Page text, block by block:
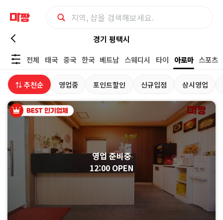
경
기
평
택
시
아
마
경기 평택시
전체
태국 중국 한국 베트남 스웨디시 타이 아로마 스포츠
⇅ 추천순 영업중 포인트할인 신규입점 상시영업
영업 준비중
12:00 OPEN